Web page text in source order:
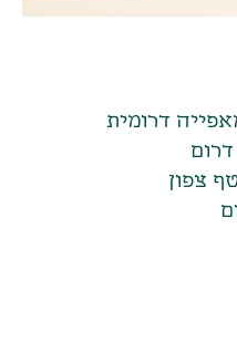
דרומית
צפון